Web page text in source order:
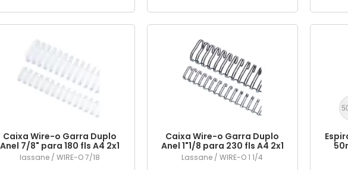
Caixa Wire-o Garra Duplo
Anel 7/8" para 180 fls A4 2x1
50 und (COR DIVERSA)
lassane / WIRE-O 7/18
Caixa Wire-o Garra Duplo
Anel 1"1/8 para 230 fls A4 2x1
25 und (COR DIVERSA)
Lassane / WIRE-O 1 1/4